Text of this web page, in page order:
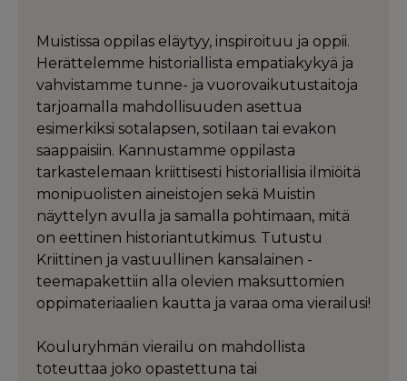
Muistissa oppilas eläytyy, inspiroituu ja oppii.
Herättelemme historiallista empatiakykyä ja
vahvistamme tunne- ja vuorovaikutustaitoja
tarjoamalla mahdollisuuden asettua
esimerkiksi sotalapsen, sotilaan tai evakon
saappaisiin. Kannustamme oppilasta
tarkastelemaan kriittisesti historiallisia ilmiöitä
monipuolisten aineistojen sekä Muistin
näyttelyn avulla ja samalla pohtimaan, mitä
on eettinen historiantutkimus. Tutustu
Kriittinen ja vastuullinen kansalainen -
teemapakettiin alla olevien maksuttomien
oppimateriaalien kautta ja varaa oma vierailusi!
Kouluryhmän vierailu on mahdollista
toteuttaa joko opastettuna tai